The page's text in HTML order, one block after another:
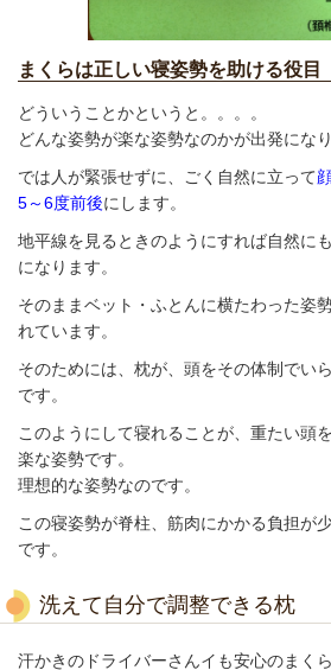
まくらは正しい寝姿勢を助ける役目
どういうことかというと。。。。
どんな姿勢が楽な姿勢なのかが出発になり
では 人が緊張せずに、ごく自然に立って
5～6度前後にします。
地平線を見るときのようにすれば自然に
になります。
そのままベット・ふとんに横たわった姿
れています。
そのためには、枕が、頭をその体制でい
です。
このようにして寝れることが、重たい頭
楽な姿勢です。
理想的な姿勢なのです。
この寝姿勢が脊柱、 筋肉にかかる負担が
です。
洗えて自分で調整できる枕
汗かきのドライバーさんイも安心のまくら